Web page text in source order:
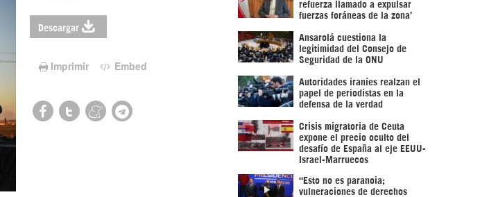
Descargar
Imprimir Embed
refuerza llamado a expulsar
fuerzas foráneas de la zona’
Ansarolá cuestiona la
legitimidad del Consejo de
Seguridad de la ONU
Autoridades iraníes realzan el
papel de periodistas en la
defensa de la verdad
Crisis migratoria de Ceuta
expone el precio oculto del
desafío de España al eje EEUU-
Israel-Marruecos
“Esto no es paranoia;
vulneraciones de derechos